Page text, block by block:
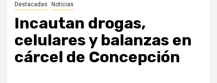
Destacadas Noticias
Incautan drogas,
celulares y balanzas en
cárcel de Concepción